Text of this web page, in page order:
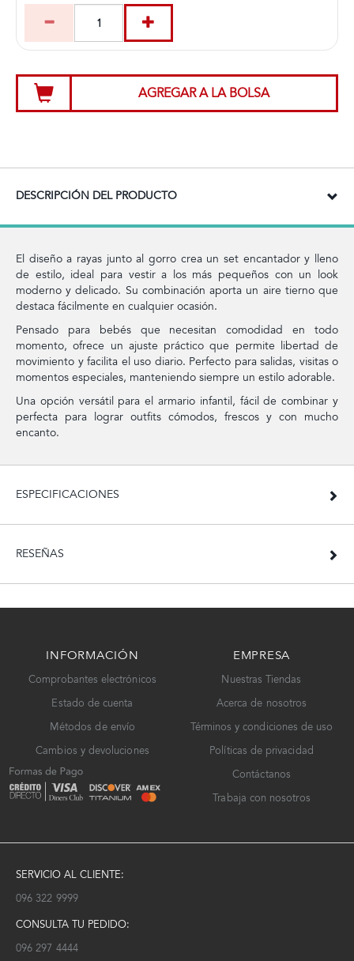
AGREGAR A LA BOLSA
DESCRIPCIÓN DEL PRODUCTO
El diseño a rayas junto al gorro crea un set encantador y lleno
de estilo, ideal para vestir a los más pequeños con un look
moderno y delicado. Su combinación aporta un aire tierno que
destaca fácilmente en cualquier ocasión.
Pensado para bebés que necesitan comodidad en todo
momento, ofrece un ajuste práctico que permite libertad de
movimiento y facilita el uso diario. Perfecto para salidas, visitas o
momentos especiales, manteniendo siempre un estilo adorable.
Una opción versátil para el armario infantil, fácil de combinar y
perfecta para lograr outfits cómodos, frescos y con mucho
encanto.
ESPECIFICACIONES
RESEÑAS
INFORMACIÓN
Comprobantes electrónicos
Estado de cuenta
Métodos de envío
Cambios y devoluciones
EMPRESA
Nuestras Tiendas
Acerca de nosotros
Términos y condiciones de uso
Políticas de privacidad
Contáctanos
Trabaja con nosotros
SERVICIO AL CLIENTE:
096 322 9999
CONSULTA TU PEDIDO:
096 297 4444